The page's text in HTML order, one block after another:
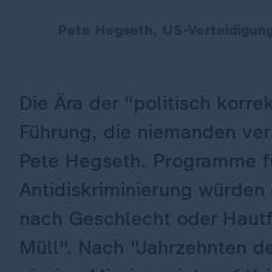
Die Ära der "politisch
Führung, die niemanden
Pete Hegseth. Programme
Antidiskriminierung
nach Geschlecht oder
Müll". Nach "Jahrzehnten